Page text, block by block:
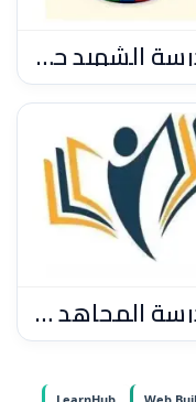
مدرسة الشهيد حسن البراني للتعليم الأساسي
مدرسة المجاهد البطل ونيس بوخمادة للتعليم الثانوي بالبنات، أجدابيا